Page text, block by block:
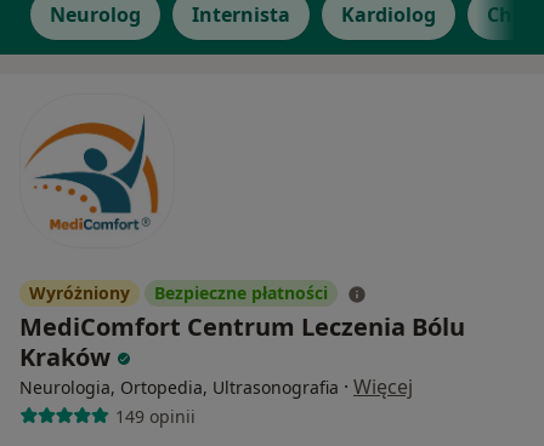
Neurolog Internista Kardiolog
Wyróżniony Bezpieczne płatności
MediComfort Centrum Leczenia Bólu
Kraków
Neurologia, Ortopedia, Ultrasonografia · Więcej
149 opinii